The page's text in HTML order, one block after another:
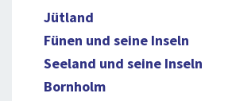
Jütland
Fünen und seine Inseln
Seeland und seine Inseln
Bornholm